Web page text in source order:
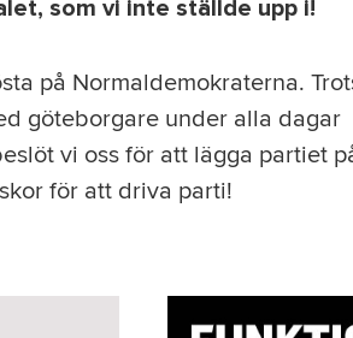
som vi inte ställde upp i!
på Normaldemokraterna.
göteborgare under alla dagar
vi oss för att lägga partiet
för att driva parti!